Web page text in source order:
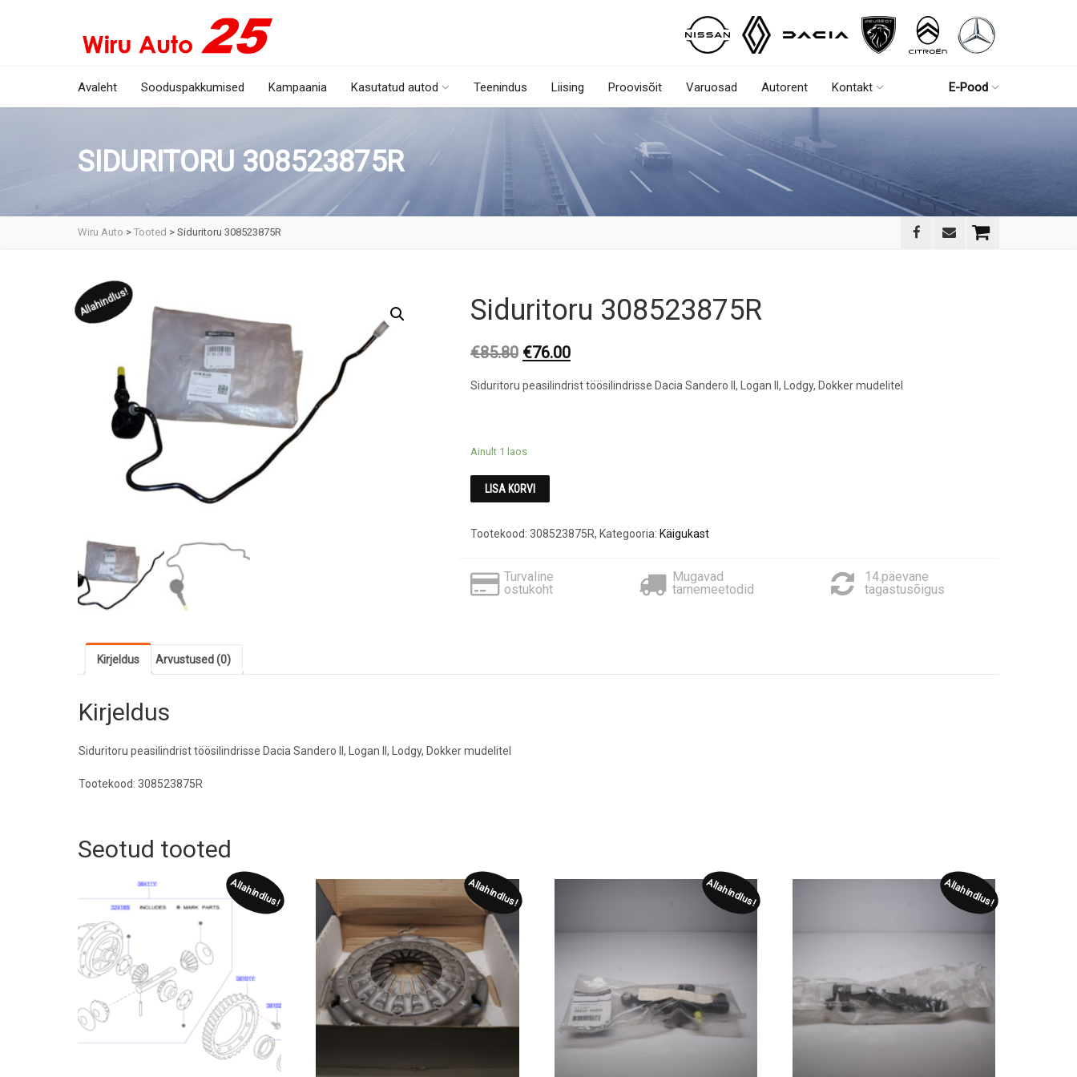
Avaleht Sooduspakkumised Kampaania Kasutatud autod Teenindus Liising Proovisõit Varuosad Autorent Kontakt E-Pood
SIDURITORU 308523875R
Wiru Auto > Tooted > Siduritoru 308523875R
Allahindlus! Siduritoru 308523875R
€85.80 Original
was:
€76.00Current
is:
Siduritoru peasilindrist töösilindrisse Dacia Sandero II, Logan II, Lodgy, Dokker mudelitel
Ainult 1 laos
LISA KORVI
Tootekood: 308523875R, Kategooria: Käigukast
Turvaline
ostukoht
Mugavad
tarnemeetodid
14.päevane
tagastusõigus
Kirjeldus Arvustused (0)
Kirjeldus
Siduritoru peasilindrist töösilindrisse Dacia Sandero II, Logan II, Lodgy, Dokker mudelitel
Tootekood: 308523875R
Seotud tooted
Allahindlus! Allahindlus! Allahindlus! Allahindlus!